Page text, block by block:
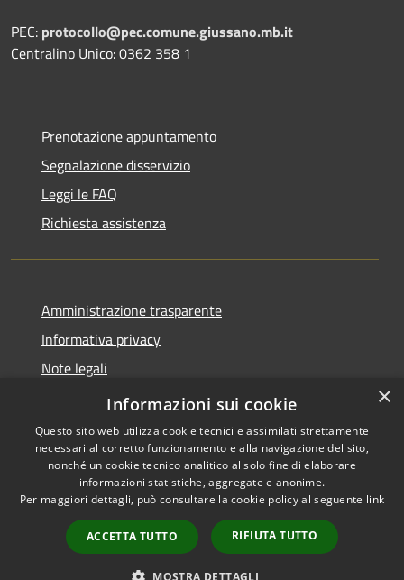
PEC: protocollo@pec.comune.giussano.mb.it
Centralino Unico: 0362 358 1
Prenotazione appuntamento
Segnalazione disservizio
Leggi le FAQ
Richiesta assistenza
Amministrazione trasparente
Informativa privacy
Note legali
Dichiarazione di accessibilità
Accessibilità
Copyright © 2026 • Comune di
Giussano • Powered by
Municipium•
Accesso
redazione
×
Informazioni sui cookie
Questo sito web utilizza cookie tecnici e assimilati strettamente
necessari al corretto funzionamento e alla navigazione del sito,
nonché un cookie tecnico analitico al solo fine di elaborare
informazioni statistiche, aggregate e anonime.
Per maggiori dettagli, può consultare la cookie policy al seguente link
ACCETTA TUTTO RIFIUTA TUTTO
MOSTRA DETTAGLI